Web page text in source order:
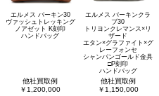
エルメス バーキン30
ヴァッシュトレッキング
ノアゼット K刻印
ハンドバッグ
他社買取例
￥1,200,000
エルメス バーキンクラ
ブ30
トリヨンクレマンス×リ
ザード
エタン×グラファイト×グ
レーフォンセ
シャンパンゴールド金具
□P刻印
ハンドバッグ
他社買取例
￥1,150,000